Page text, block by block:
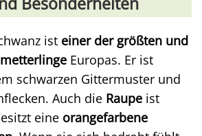
ist einer der größten und
Europas. Er ist
schwarzen Gittermuster und
Auch die Raupe ist
eine orangefarbene